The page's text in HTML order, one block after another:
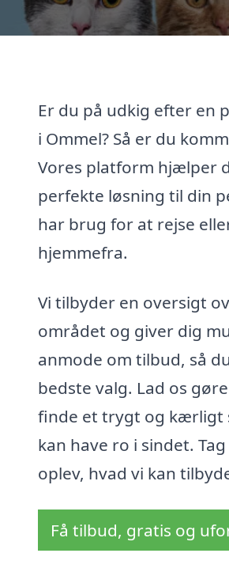
Er du på udkig efter en
i Ommel? Så er du
Vores platform hjælper
perfekte løsning til din
har brug for at rejse
hjemmefra.
Vi tilbyder en oversigt
området og giver dig
anmode om tilbud, så
bedste valg. Lad os
finde et trygt og kærligt
kan have ro i sindet.
oplev, hvad vi kan
Få tilbud, gratis og